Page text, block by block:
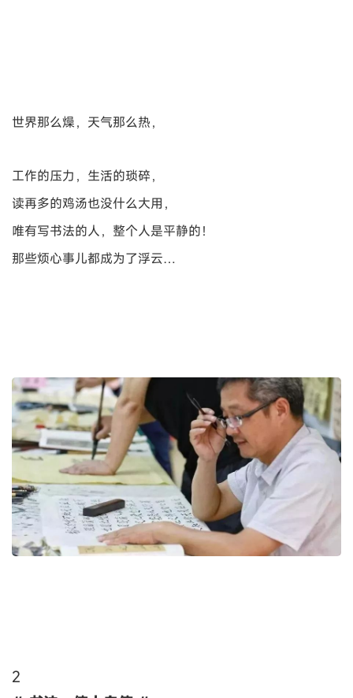
世界那么燥，天气那么热，
工作的压力，生活的琐碎，
读再多的鸡汤也没什么大用，
唯有写书法的人，整个人是平静的！
那些烦心事儿都成为了浮云…
2